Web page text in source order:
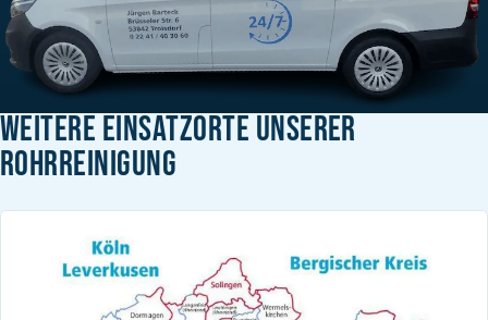
WEITERE EINSATZORTE UNSERER
ROHRREINIGUNG